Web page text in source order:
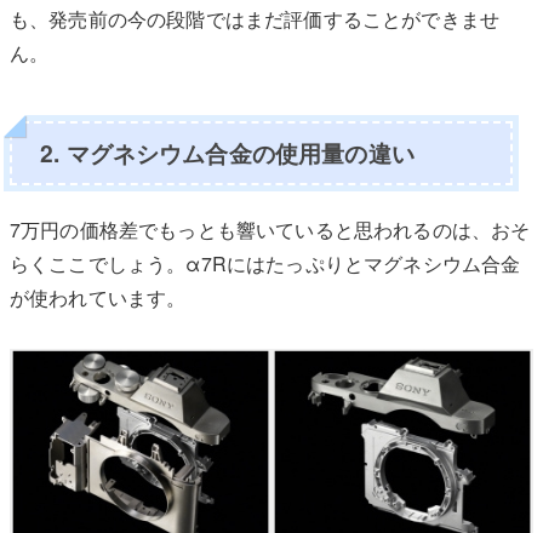
も、発売前の今の段階ではまだ評価することができませ
ん。
2. マグネシウム合金の使用量の違い
7万円の価格差でもっとも響いていると思われるのは、おそ
らくここでしょう。α7Rにはたっぷりとマグネシウム合金
が使われています。